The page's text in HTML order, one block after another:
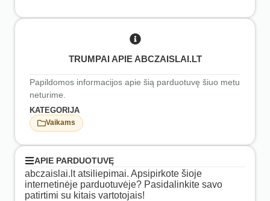
TRUMPAI APIE ABCZAISLAI.LT
Papildomos informacijos apie šią parduotuvę šiuo metu
neturime.
KATEGORIJA
Vaikams
APIE PARDUOTUVĘ
abczaislai.lt atsiliepimai. Apsipirkote šioje
internetinėje parduotuvėje? Pasidalinkite savo
patirtimi su kitais vartotojais!